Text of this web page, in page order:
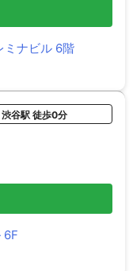
ミナビル 6階
渋谷駅 徒歩0分
6F